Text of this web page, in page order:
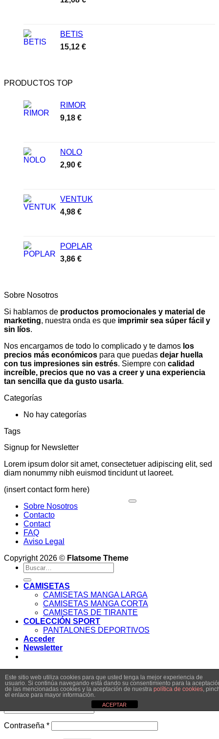
BETIS
15,12 €
PRODUCTOS TOP
RIMOR
9,18 €
NOLO
2,90 €
VENTUK
4,98 €
POPLAR
3,86 €
Sobre Nosotros
Si hablamos de productos promocionales y material de
marketing, nuestra onda es que imprimir sea súper fácil y
sin líos.
Nos encargamos de todo lo complicado y te damos los
precios más económicos para que puedas dejar huella
con tus impresiones sin estrés. Siempre con calidad
increíble, precios que no vas a creer y una experiencia
tan sencilla que da gusto usarla.
Categorías
No hay categorías
Tags
Signup for Newsletter
Lorem ipsum dolor sit amet, consectetuer adipiscing elit, sed
diam nonummy nibh euismod tincidunt ut laoreet.
(insert contact form here)
Sobre Nosotros
Contacto
Contact
FAQ
Aviso Legal
Copyright 2026 © Flatsome Theme
Buscar
por:
CAMISETAS
CAMISETAS MANGA LARGA
CAMISETAS MANGA CORTA
CAMISETAS DE TIRANTE
COLECCIÓN SPORT
PANTALONES DEPORTIVOS
Acceder
Newsletter
Este sitio web utiliza cookies para que usted tenga la mejor experiencia de
usuario. Si continúa navegando está dando su consentimiento para la
de las mencionadas cookies y la aceptación de nuestra política de cookies,
el enlace para mayor información.
ACEPTAR
Acceder
Nombre de usuario o correo electrónico
Contraseña *Obligatorio